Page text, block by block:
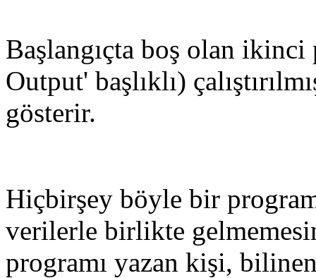
Başlangıçta boş olan
Output' başlıklı)
gösterir.
Hiçbirşey böyle bir
verilerle birlikte
programı yazan kişi,